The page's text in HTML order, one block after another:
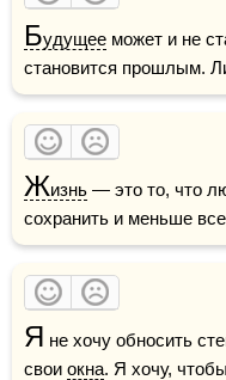
Будущее может и не
становится прошлым.
Жизнь — это то, что
сохранить и меньше
Я не хочу обносить
свои окна. Я хочу,